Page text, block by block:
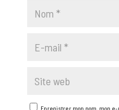
Enregistrer mon nom, mon